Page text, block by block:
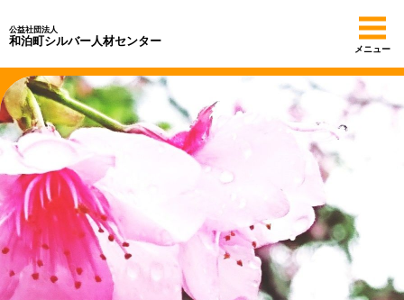
公益社団法人
和泊町シルバー人材センター
メニュー